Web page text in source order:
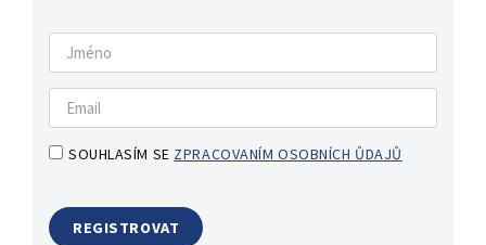
SOUHLASÍM SE ZPRACOVANÍM OSOBNÍCH ŮDAJŮ